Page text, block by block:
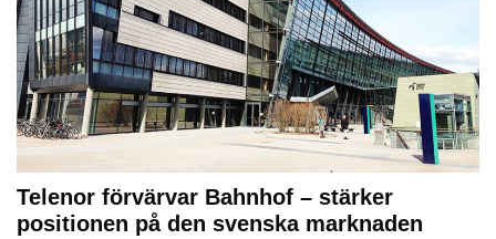
Telenor förvärvar Bahnhof – stärker
positionen på den svenska marknaden